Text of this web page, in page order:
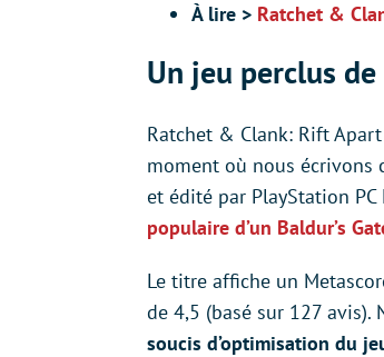
À lire > Ratchet &
Un jeu perclus de
Ratchet & Clank: Rift Apart
moment où nous écrivons
et édité par PlayStation
populaire d’un Baldur’s
Le titre affiche un
de 4,5 (basé sur 127
soucis d’optimisation du